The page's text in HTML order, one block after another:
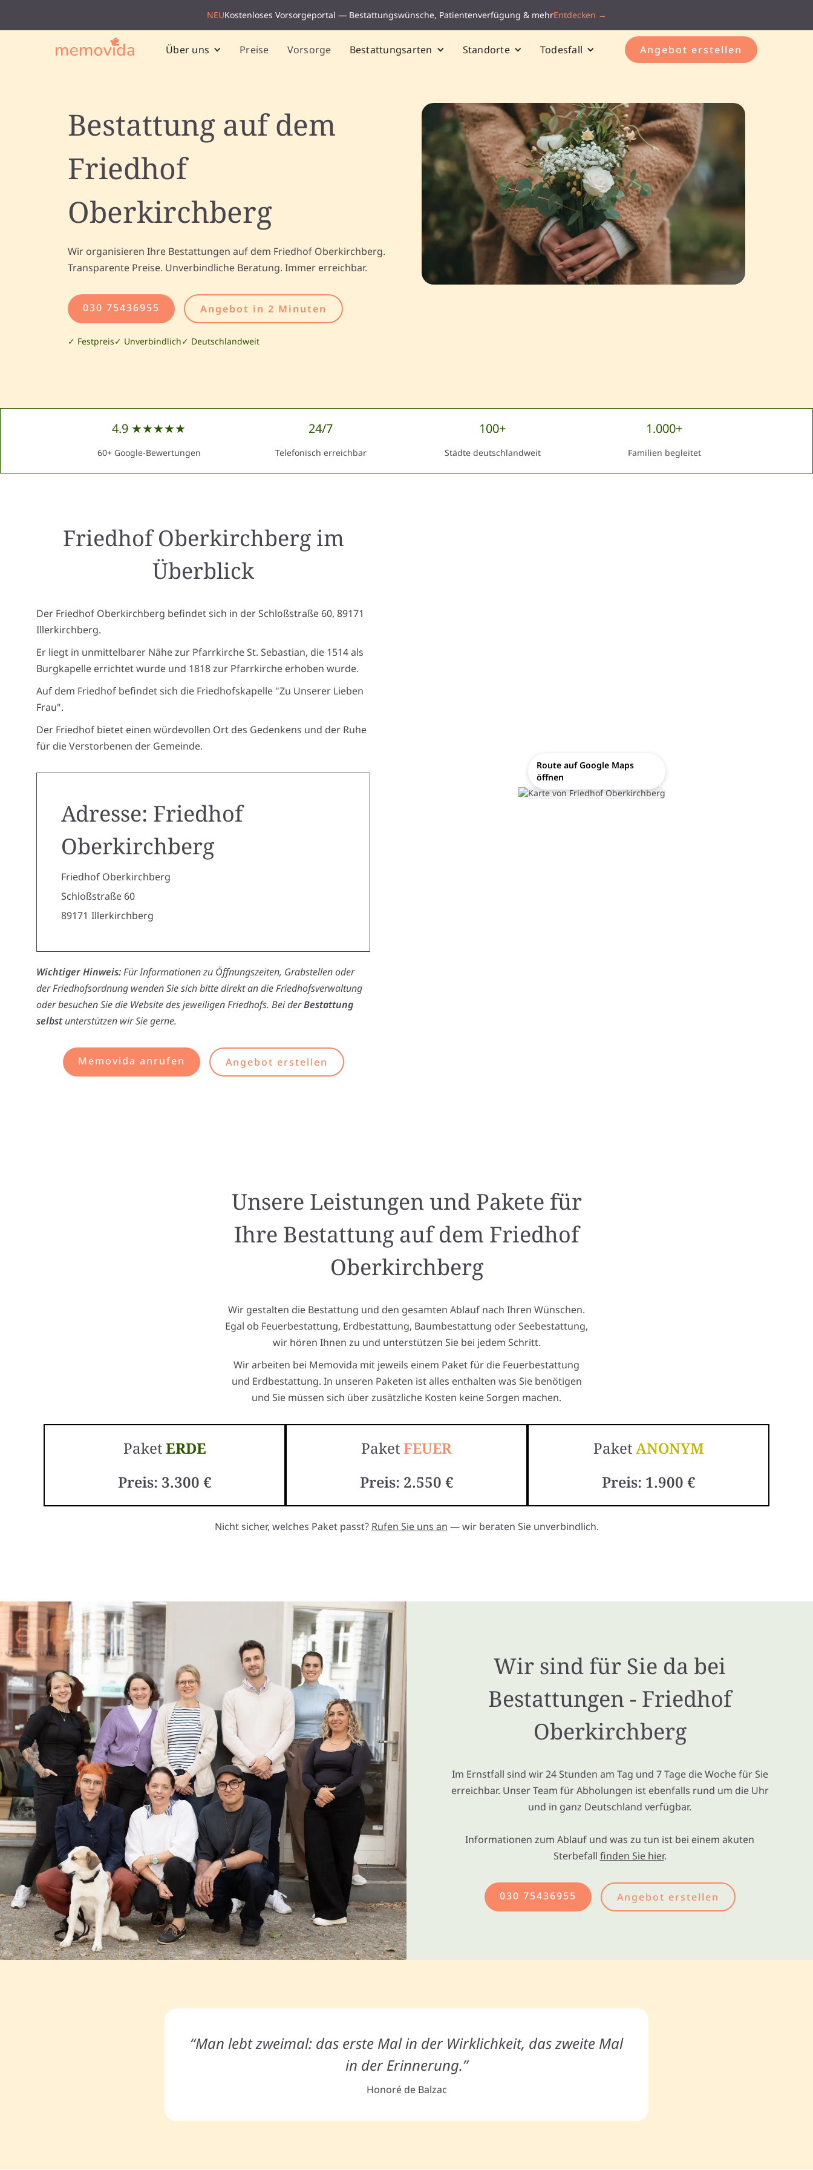
NEUKostenloses Vorsorgeportal — Bestattungswünsche, Patientenverfügung & mehrEntdecken →
Über uns Preise Vorsorge Bestattungsarten Standorte Todesfall Angebot erstellen
Bestattung auf dem
Friedhof
Oberkirchberg
Wir organisieren Ihre Bestattungen auf dem Friedhof Oberkirchberg.
Transparente Preise. Unverbindliche Beratung. Immer erreichbar.
030 75436955 Angebot in 2 Minuten
✓ Festpreis✓ Unverbindlich✓ Deutschlandweit
4.9 ★★★★★
60+ Google-Bewertungen
24/7
Telefonisch erreichbar
100+
Städte deutschlandweit
1.000+
Familien begleitet
Friedhof Oberkirchbergim
Überblick
Der Friedhof Oberkirchberg befindet sich in der Schloßstraße 60, 89171
Illerkirchberg.
Er liegt in unmittelbarer Nähe zur Pfarrkirche St. Sebastian, die 1514 als
Burgkapelle errichtet wurde und 1818 zur Pfarrkirche erhoben wurde.
Auf dem Friedhof befindet sich die Friedhofskapelle "Zu Unserer Lieben
Frau".
Der Friedhof bietet einen würdevollen Ort des Gedenkens und der Ruhe
für die Verstorbenen der Gemeinde.
Adresse: Friedhof
Oberkirchberg
Friedhof Oberkirchberg
Schloßstraße 60
89171 Illerkirchberg
Wichtiger Hinweis:Für Informationen zu Öffnungszeiten, Grabstellen oder
der Friedhofsordnung wenden Sie sich bitte direkt an die Friedhofsverwaltung
oder besuchen Sie die Website des jeweiligen Friedhofs. Bei derBestattung
selbstunterstützen wir Sie gerne.
Memovida anrufen Angebot erstellen
Route auf Google Maps
öffnen
Unsere Leistungen und Pakete für
Ihre Bestattung auf dem Friedhof
Oberkirchberg
Wir gestalten die Bestattung und den gesamten Ablauf nach Ihren Wünschen.
Egal ob Feuerbestattung, Erdbestattung, Baumbestattung oder Seebestattung,
wir hören Ihnen zu und unterstützen Sie bei jedem Schritt.
Wir arbeiten bei Memovida mit jeweils einem Paket für die Feuerbestattung
und Erdbestattung. In unseren Paketen ist alles enthalten was Sie benötigen
und Sie müssen sich über zusätzliche Kosten keine Sorgen machen.
PaketERDE
Preis: 3.300 €
PaketFEUER
Preis: 2.550 €
PaketANONYM
Preis: 1.900 €
Nicht sicher, welches Paket passt? Rufen Sie uns an — wir beraten Sie unverbindlich.
Wir sind für Sie da bei
Bestattungen - Friedhof
Oberkirchberg
Im Ernstfall sind wir 24 Stunden am Tag und 7 Tage die Woche für Sie
erreichbar. Unser Team für Abholungen ist ebenfalls rund um die Uhr
und in ganz Deutschland verfügbar.
Informationen zum Ablauf und was zu tun ist bei einem akuten
Sterbefall finden Sie hier.
030 75436955 Angebot erstellen
“Man lebt zweimal: das erste Mal in der Wirklichkeit, das zweite Mal
in der Erinnerung.”
Honoré de Balzac